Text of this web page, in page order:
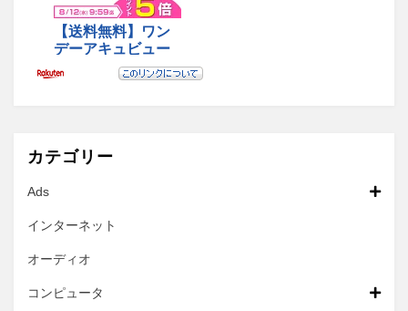
カテゴリー
Ads
インターネット
オーディオ
コンピュータ